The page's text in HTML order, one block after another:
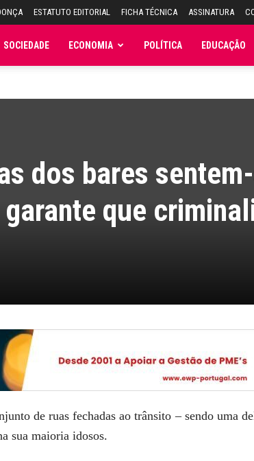
ESTATUTO EDITORIAL FICHA TÉCNICA ASSINATURA
SOCIEDADE ECONOMIA POLÍTICA EDUCAÇÃO
dos bares
que
de ruas fechadas ao trânsito – sendo uma
sua maioria idosos.